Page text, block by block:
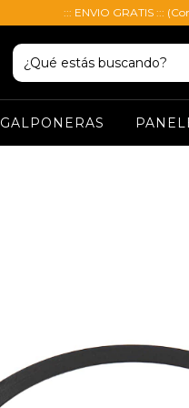
::: ENVIO GRATIS :::
GALPONERAS